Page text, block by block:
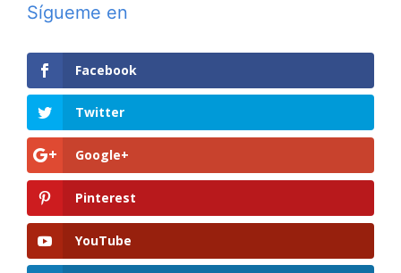
Sígueme en
Facebook
Twitter
Google+
Pinterest
YouTube